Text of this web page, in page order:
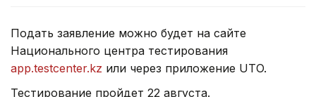
Подать заявление можно будет на сайте
Национального центра тестирования
app.testcenter.kz или через приложение UTO.
Тестирование пройдет 22 августа.